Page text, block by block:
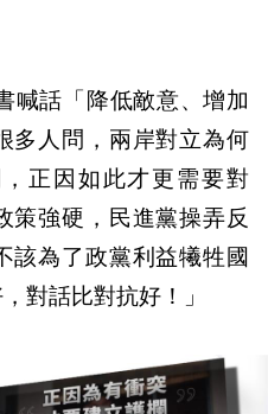
喊話「降低敵意、增加
多人問，兩岸對立為何
正因如此才更需要對
策強硬，民進黨操弄反
該為了政黨利益犧牲國
對話比對抗好！」